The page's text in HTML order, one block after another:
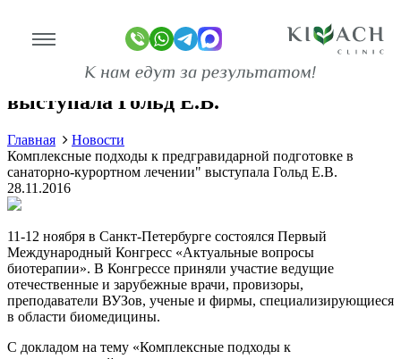
копии)
Комплексные подходы к
предгравидарной подготовке в
санаторно-курортном лечении"
выступала Гольд Е.В.
Главная
Новости
Комплексные подходы к предгравидарной подготовке в
санаторно-курортном лечении" выступала Гольд Е.В.
28.11.2016
11-12 ноября в Санкт-Петербурге состоялся Первый
Международный Конгресс «Актуальные вопросы
биотерапии». В Конгрессе приняли участие ведущие
отечественные и зарубежные врачи, провизоры,
преподаватели ВУЗов, ученые и фирмы, специализирующиеся
в области биомедицины.
С докладом на тему «Комплексные подходы к